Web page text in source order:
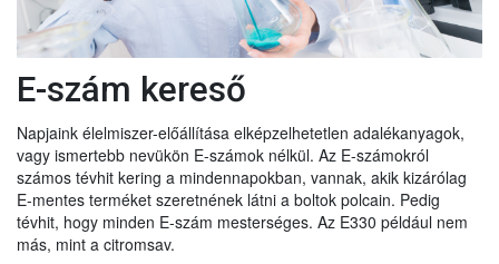
E-szám kereső
Napjaink élelmiszer-előállítása elképzelhetetlen adalékanyagok,
vagy ismertebb nevükön E-számok nélkül. Az E-számokról
számos tévhit kering a mindennapokban, vannak, akik kizárólag
E-mentes terméket szeretnének látni a boltok polcain. Pedig
tévhit, hogy minden E-szám mesterséges. Az E330 például nem
más, mint a citromsav.